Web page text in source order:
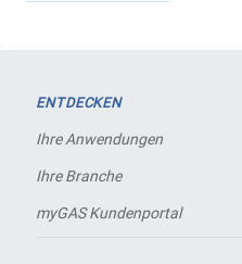
ENTDECKEN
Ihre Anwendungen
Ihre Branche
myGAS Kundenportal